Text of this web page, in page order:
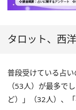
タロット、西
普段受けている占い
（53人）が最多で
ど）」（32人）、